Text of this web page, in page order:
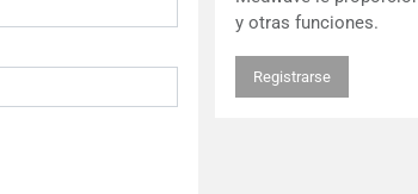
y otras funciones.
Registrarse